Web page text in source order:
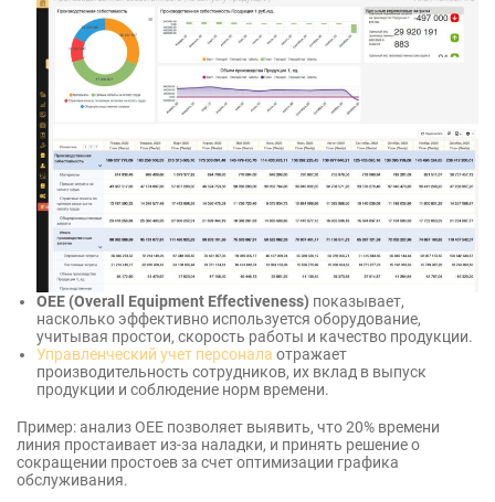
OEE (Overall Equipment Effectiveness) показывает,
насколько эффективно используется оборудование,
учитывая простои, скорость работы и качество продукции.
Управленческий учет персонала отражает
производительность сотрудников, их вклад в выпуск
продукции и соблюдение норм времени.
Пример: анализ OEE позволяет выявить, что 20% времени
линия простаивает из-за наладки, и принять решение о
сокращении простоев за счет оптимизации графика
обслуживания.